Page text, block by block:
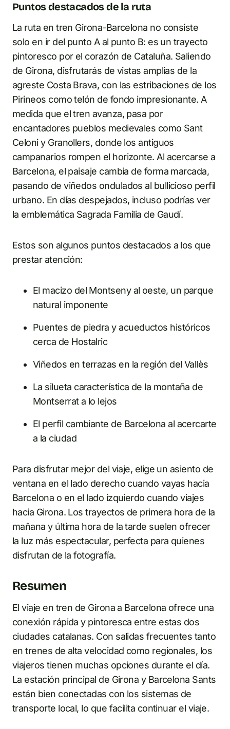
Puntos destacados de la ruta
La ruta en tren Girona-Barcelona no consiste
solo en ir del punto A al punto B: es un trayecto
pintoresco por el corazón de Cataluña. Saliendo
de Girona, disfrutarás de vistas amplias de la
agreste Costa Brava, con las estribaciones de los
Pirineos como telón de fondo impresionante. A
medida que el tren avanza, pasa por
encantadores pueblos medievales como Sant
Celoni y Granollers, donde los antiguos
campanarios rompen el horizonte. Al acercarse a
Barcelona, el paisaje cambia de forma marcada,
pasando de viñedos ondulados al bullicioso perfil
urbano. En días despejados, incluso podrías ver
la emblemática Sagrada Familia de Gaudí.
Estos son algunos puntos destacados a los que
prestar atención:
El macizo del Montseny al oeste, un parque
natural imponente
Puentes de piedra y acueductos históricos
cerca de Hostalric
Viñedos en terrazas en la región del Vallès
La silueta característica de la montaña de
Montserrat a lo lejos
El perfil cambiante de Barcelona al acercarte
a la ciudad
Para disfrutar mejor del viaje, elige un asiento de
ventana en el lado derecho cuando vayas hacia
Barcelona o en el lado izquierdo cuando viajes
hacia Girona. Los trayectos de primera hora de la
mañana y última hora de la tarde suelen ofrecer
la luz más espectacular, perfecta para quienes
disfrutan de la fotografía.
Resumen
El viaje en tren de Girona a Barcelona ofrece una
conexión rápida y pintoresca entre estas dos
ciudades catalanas. Con salidas frecuentes tanto
en trenes de alta velocidad como regionales, los
viajeros tienen muchas opciones durante el día.
La estación principal de Girona y Barcelona Sants
están bien conectadas con los sistemas de
transporte local, lo que facilita continuar el viaje.